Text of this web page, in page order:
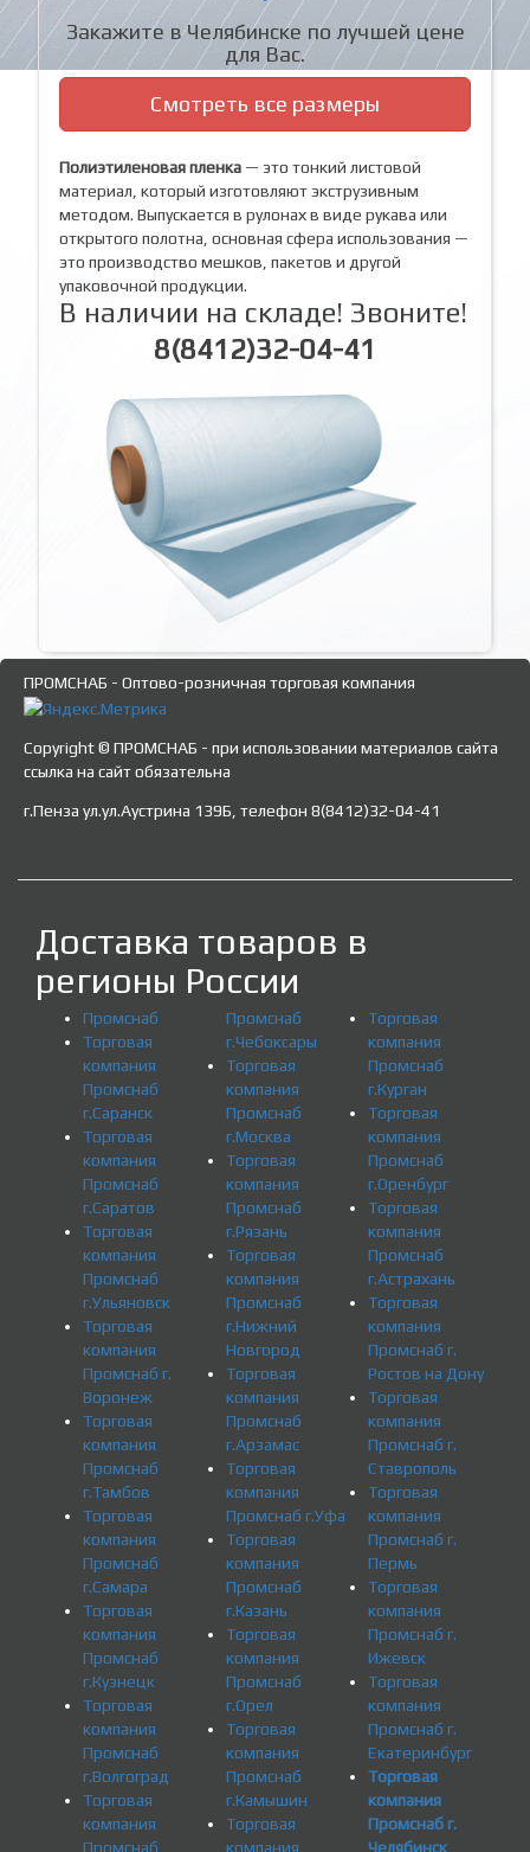
Закажите в Челябинске по лучшей цене
для Вас.
Смотреть все размеры
Полиэтиленовая пленка — это тонкий листовой
материал, который изготовляют экструзивным
методом. Выпускается в рулонах в виде рукава или
открытого полотна, основная сфера использования —
это производство мешков, пакетов и другой
упаковочной продукции.
В наличии на складе! Звоните!
8(8412)32-04-41
ПРОМСНАБ - Оптово-розничная торговая компания
Copyright © ПРОМСНАБ - при использовании материалов сайта
ссылка на сайт обязательна
г.Пенза ул.ул.Аустрина 139Б, телефон 8(8412)32-04-41
Доставка товаров в
регионы России
Промснаб
Торговая
компания
Промснаб
г.Саранск
Торговая
компания
Промснаб
г.Саратов
Торговая
компания
Промснаб
г.Ульяновск
Торговая
компания
Промснаб г.
Воронеж
Торговая
компания
Промснаб
г.Тамбов
Торговая
компания
Промснаб
г.Самара
Торговая
компания
Промснаб
г.Кузнецк
Торговая
компания
Промснаб
г.Волгоград
Торговая
компания
Промснаб
Промснаб
г.Чебоксары
Торговая
компания
Промснаб
г.Москва
Торговая
компания
Промснаб
г.Рязань
Торговая
компания
Промснаб
г.Нижний
Новгород
Торговая
компания
Промснаб
г.Арзамас
Торговая
компания
Промснаб г.Уфа
Торговая
компания
Промснаб
г.Казань
Торговая
компания
Промснаб
г.Орел
Торговая
компания
Промснаб
г.Камышин
Торговая
компания
Торговая
компания
Промснаб
г.Курган
Торговая
компания
Промснаб
г.Оренбург
Торговая
компания
Промснаб
г.Астрахань
Торговая
компания
Промснаб г.
Ростов на Дону
Торговая
компания
Промснаб г.
Ставрополь
Торговая
компания
Промснаб г.
Пермь
Торговая
компания
Промснаб г.
Ижевск
Торговая
компания
Промснаб г.
Екатеринбург
Торговая
компания
Промснаб г.
Челябинск